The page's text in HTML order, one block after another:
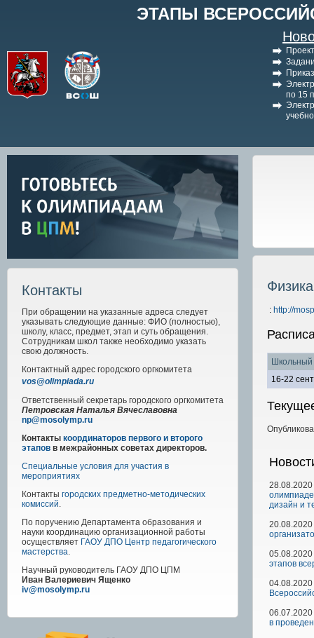
ЭТАПЫ
по 15
Контакты
При обращении на указанные адреса следует
указывать следующие данные: ФИО (полностью),
школу, класс, предмет, этап и суть обращения.
Сотрудникам школ также необходимо указать
свою должность.
Контактный адрес городского оргкомитета
vos@olimpiada.ru
Ответственный секретарь городского оргкомитета
Петровская Наталья Вячеславовна
np@mosolymp.ru
Контакты координаторов первого и второго
этапов в межрайонных советах директоров.
Специальные условия для участия в
мероприятиях
Контакты городских предметно-методических
комиссий.
По поручению Департамента образования и
науки координацию организационной работы
осуществляет ГАОУ ДПО Центр педагогического
мастерства.
Научный руководитель ГАОУ ДПО ЦПМ
Иван Валериевич Ященко
iv@mosolymp.ru
: http://
Школьный
16-22
28.08.2020
дизайн и
20.08.2020
05.08.2020
этапов
04.08.2020
06.07.2020
в